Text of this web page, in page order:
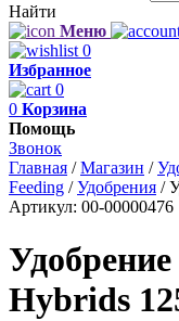
Найти
Меню
0
Избранное
0
0 Корзина
Помощь
Звонок
Главная /Магазин /
Feeding /Удобрения /
Артикул: 00-00000476
Hybrids